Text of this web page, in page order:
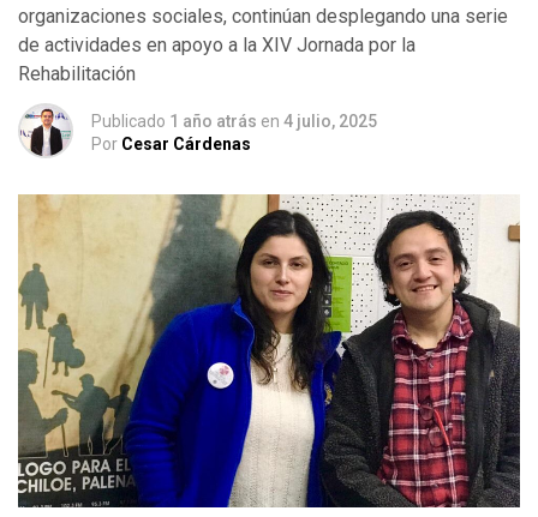
organizaciones sociales, continúan desplegando una serie
de actividades en apoyo a la XIV Jornada por la
Rehabilitación
Publicado 1 año atrás en 4 julio, 2025
Por Cesar Cárdenas